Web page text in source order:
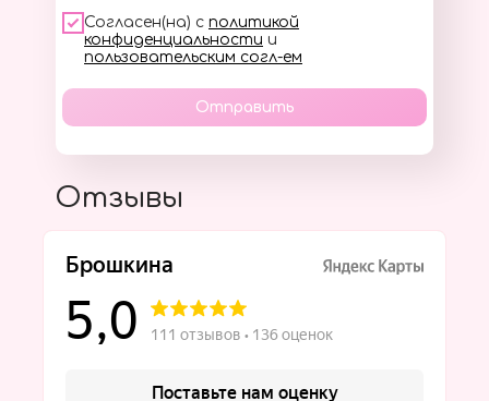
Согласен(на) с политикой
конфиденциальности и
пользовательским согл-ем
Отправить
Отзывы